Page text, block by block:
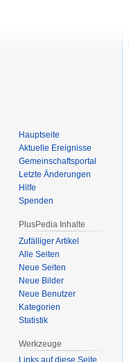
Hauptseite
Aktuelle Ereignisse
Gemeinschafts­portal
Letzte Änderungen
Hilfe
Spenden
PlusPedia Inhalte
Zufälliger Artikel
Alle Seiten
Neue Seiten
Neue Bilder
Neue Benutzer
Kategorien
Statistik
Werkzeuge